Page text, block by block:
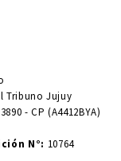
Tribuno Jujuy
- CP (A4412BYA)
N°: 10764